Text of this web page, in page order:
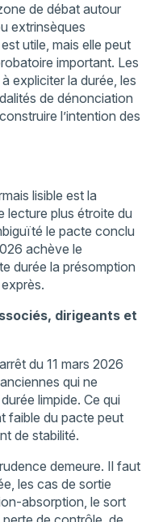
de débat autour
extrinsèques
utile, mais elle peut
important. Les
expliciter la durée, les
de dénonciation
l’intention des
lisible est la
lecture plus étroite du
le pacte conclu
achève le
durée la présomption
dirigeants et
du 11 mars 2026
qui ne
limpide. Ce qui
faible du pacte peut
de stabilité.
demeure. Il faut
les cas de sortie
absorption, le sort